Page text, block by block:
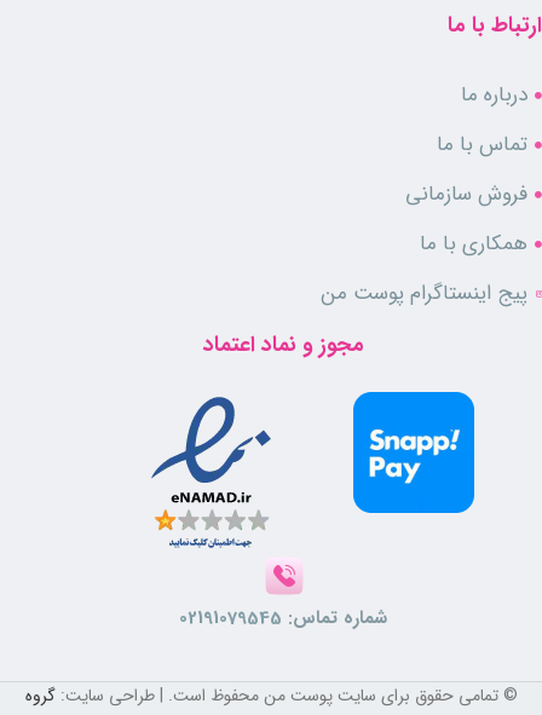
ویژگی های اسپری میدنایت رز بادی کر
مناسب انواع پوست
دارای رایحه ای شیرین و ملایم
گروه بویایی چوبی، گلی و مشکی
مناسب تمامی فصول سال
قابل استفاده برای بانوان
بدون ایجاد حساسیت
مناسب استفاده مداوم
رایحه آغازین: گل سرخ بلغاری، رزبری
نت میانی: برگ مو، یاس، فلفل قرمز، گل صد تومانی
رایحه پایانی: وانیل، مشک و سدر
روش استفاده از اسپری بدن میدنایت رز بادی کر
محصول از فاصله ای مناسب به پوست تمیز و خشک بدن اسپری نمایید.
ارتباط با ما
درباره ما
تماس با ما
فروش سازمانی
همکاری با ما
پیج اینستاگرام پوست من
مجوز و نماد اعتماد
شماره تماس: 02191079545
© تمامی حقوق برای سایت پوست من محفوظ است. | طراحی سایت:گروه